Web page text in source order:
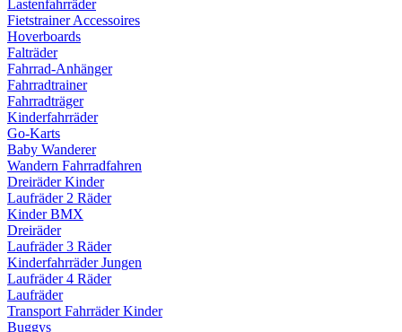
Lastenfahrräder
Fietstrainer Accessoires
Hoverboards
Falträder
Fahrrad-Anhänger
Fahrradtrainer
Fahrradträger
Kinderfahrräder
Go-Karts
Baby Wanderer
Wandern Fahrradfahren
Dreiräder Kinder
Laufräder 2 Räder
Kinder BMX
Dreiräder
Laufräder 3 Räder
Kinderfahrräder Jungen
Laufräder 4 Räder
Laufräder
Transport Fahrräder Kinder
Buggys